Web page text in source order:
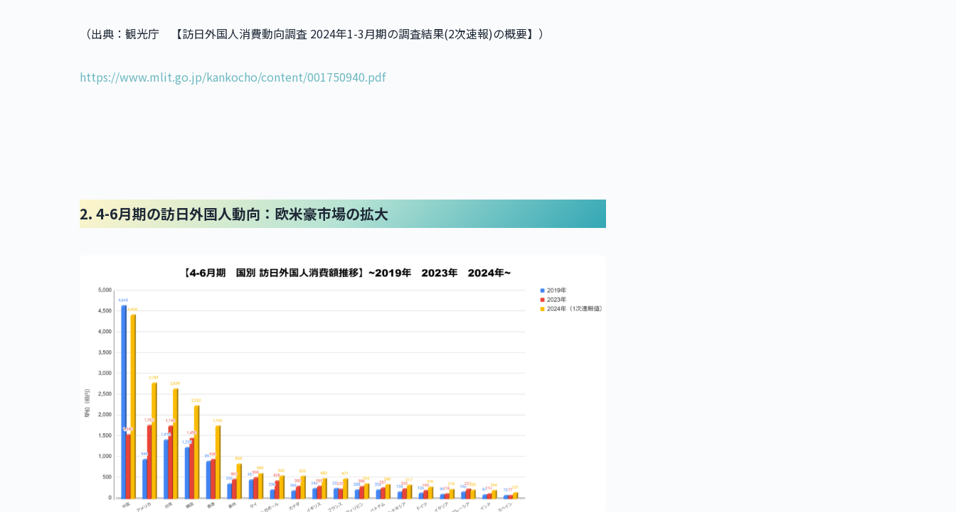
（出典：観光庁 【訪日外国人消費動向調査 2024年1-3月期の調査結果(2次速報)の概要】）
https://www.mlit.go.jp/kankocho/content/001750940.pdf
2. 4-6月期の訪日外国人動向：欧米豪市場の拡大